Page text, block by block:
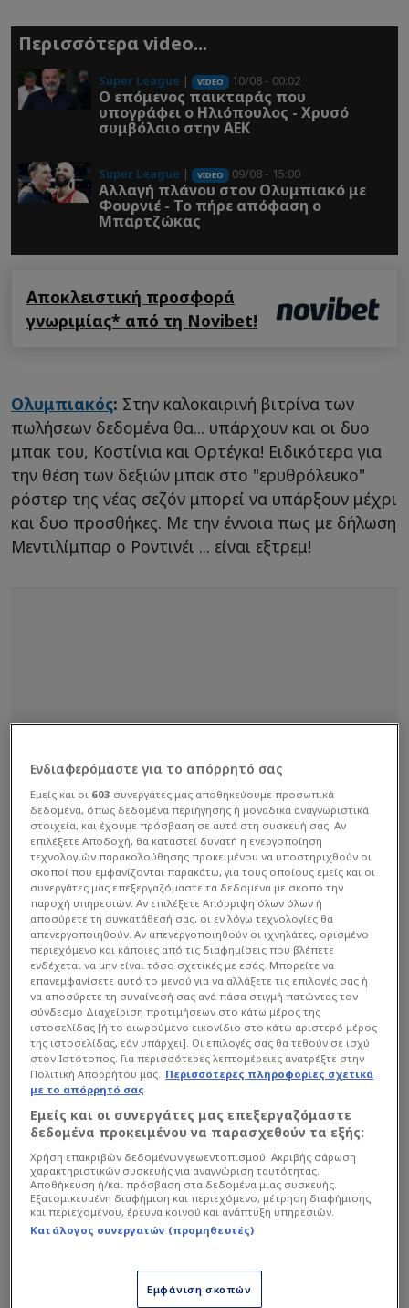
Περισσότερα video...
Super League | VIDEO 10/08 - 00:02
Ο επόμενος παικταράς που
υπογράφει ο Ηλιόπουλος - Χρυσό
συμβόλαιο στην ΑΕΚ
Super League | VIDEO 09/08 - 15:00
Αλλαγή πλάνου στον Ολυμπιακό με
Φουρνιέ - Το πήρε απόφαση ο
Μπαρτζώκας
Αποκλειστική προσφορά
γνωριμίας* από τη Novibet!
Ολυμπιακός: Στην καλοκαιρινή βιτρίνα των
πωλήσεων δεδομένα θα... υπάρχουν και οι δυο
μπακ του, Κοστίνια και Ορτέγκα! Ειδικότερα για
την θέση των δεξιών μπακ στο "ερυθρόλευκο"
ρόστερ της νέας σεζόν μπορεί να υπάρξουν μέχρι
και δυο προσθήκες. Με την έννοια πως με δήλωση
Μεντιλίμπαρ ο Ροντινέι ... είναι εξτρεμ!
Παναθηναϊκός:Η απόφαση για το τέλος του
Ράφα Μπενίτεθ είχε ληφθεί πολύ πριν από τα
play offs. Δεν αξιολογήθηκε δηλαδή ο Ισπανός
ανεπαρκής για να στήσει την ομάδα της επόμενης
σεζόν. Αυτό είναι επικοινωνιακό... τρικ. Ο
Ενδιαφερόμαστε για το απόρρητό σας
Εμείς και οι 603 συνεργάτες μας αποθηκεύουμε προσωπικά
δεδομένα, όπως δεδομένα περιήγησης ή μοναδικά αναγνωριστικά
στοιχεία, και έχουμε πρόσβαση σε αυτά στη συσκευή σας. Αν
επιλέξετε Αποδοχή, θα καταστεί δυνατή η ενεργοποίηση
τεχνολογιών παρακολούθησης προκειμένου να υποστηριχθούν οι
σκοποί που εμφανίζονται παρακάτω, για τους οποίους εμείς και οι
συνεργάτες μας επεξεργαζόμαστε τα δεδομένα με σκοπό την
παροχή υπηρεσιών. Αν επιλέξετε Απόρριψη όλων όλων ή
αποσύρετε τη συγκατάθεσή σας, οι εν λόγω τεχνολογίες θα
απενεργοποιηθούν. Αν απενεργοποιηθούν οι ιχνηλάτες, ορισμένο
περιεχόμενο και κάποιες από τις διαφημίσεις που βλέπετε
ενδέχεται να μην είναι τόσο σχετικές με εσάς. Μπορείτε να
επανεμφανίσετε αυτό το μενού για να αλλάξετε τις επιλογές σας ή
να αποσύρετε τη συναίνεσή σας ανά πάσα στιγμή πατώντας τον
σύνδεσμο Διαχείριση προτιμήσεων στο κάτω μέρος της
ιστοσελίδας [ή το αιωρούμενο εικονίδιο στο κάτω αριστερό μέρος
της ιστοσελίδας, εάν υπάρχει]. Οι επιλογές σας θα τεθούν σε ισχύ
στον Ιστότοπος. Για περισσότερες λεπτομέρειες ανατρέξτε στην
Πολιτική Απορρήτου μας. Περισσότερες πληροφορίες σχετικά
με το απόρρητό σας
Εμείς και οι συνεργάτες μας επεξεργαζόμαστε
δεδομένα προκειμένου να παρασχεθούν τα εξής:
Χρήση επακριβών δεδομένων γεωεντοπισμού. Ακριβής σάρωση
χαρακτηριστικών συσκευής για αναγνώριση ταυτότητας.
Αποθήκευση ή/και πρόσβαση στα δεδομένα μιας συσκευής.
Εξατομικευμένη διαφήμιση και περιεχόμενο, μέτρηση διαφήμισης
και περιεχομένου, έρευνα κοινού και ανάπτυξη υπηρεσιών.
Κατάλογος συνεργατών (προμηθευτές)
Εμφάνιση σκοπών